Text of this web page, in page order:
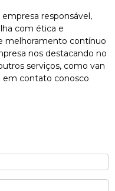
responsável,
com ética e
melhoramento contínuo
nos destacando no
serviços, como van
em contato conosco